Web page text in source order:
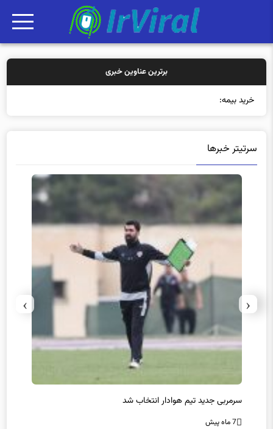
برترین عناوین خبری
خرید بیمه: سنتی یا آن
سرتیتر خبرها
سرمربی جدید تیم هوادار انتخاب شد
7 ماه پیش
‹
›